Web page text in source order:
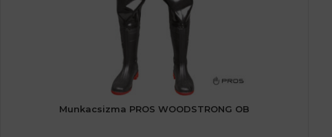
Munkacsizma PROS WOODSTRONG OB